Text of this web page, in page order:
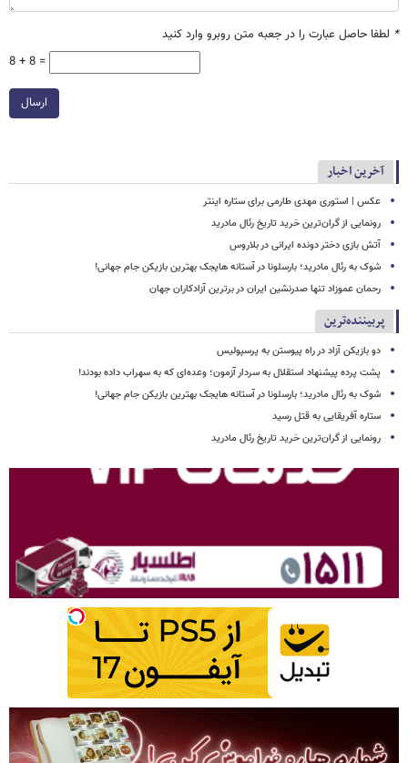
* لطفا حاصل عبارت را در جعبه متن روبرو وارد کنید
8 + 8 =
ارسال
آخرین اخبار
عکس | استوری مهدی طارمی برای ستاره اینتر
رونمایی از گران‌ترین خرید تاریخ رئال مادرید
آتش بازی دختر دونده ایرانی در بلاروس
شوک به رئال مادرید؛ بارسلونا در آستانه هایجک بهترین بازیکن جام جهانی!
رحمان عموزاد تنها صدرنشین ایران در برترین آزادکاران جهان
پربیننده‌ترین
دو بازیکن آزاد در راه پیوستن به پرسپولیس
پشت پرده پیشنهاد استقلال به سردار آزمون؛ وعده‌ای که به سهراب داده بودند!
شوک به رئال مادرید؛ بارسلونا در آستانه هایجک بهترین بازیکن جام جهانی!
ستاره آفریقایی به قتل رسید
رونمایی از گران‌ترین خرید تاریخ رئال مادرید